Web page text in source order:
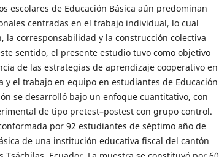
escolares de Educación Básica aún predominan
centradas en el trabajo individual, lo cual
la corresponsabilidad y la construcción colectiva
sentido, el presente estudio tuvo como objetivo
de las estrategias de aprendizaje cooperativo en
y el trabajo en equipo en estudiantes de Educación
se desarrolló bajo un enfoque cuantitativo, con
de tipo pretest–postest con grupo control.
por 92 estudiantes de séptimo año de
de una institución educativa fiscal del cantón